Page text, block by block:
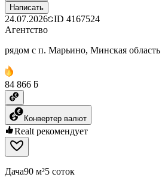
Написать
24.07.2026 ID 4167524
Агентство
рядом с п. Марьино, Минская область
84 866 ƃ
Конвертер валют
Realt рекомендует
Дача90 м²5 соток